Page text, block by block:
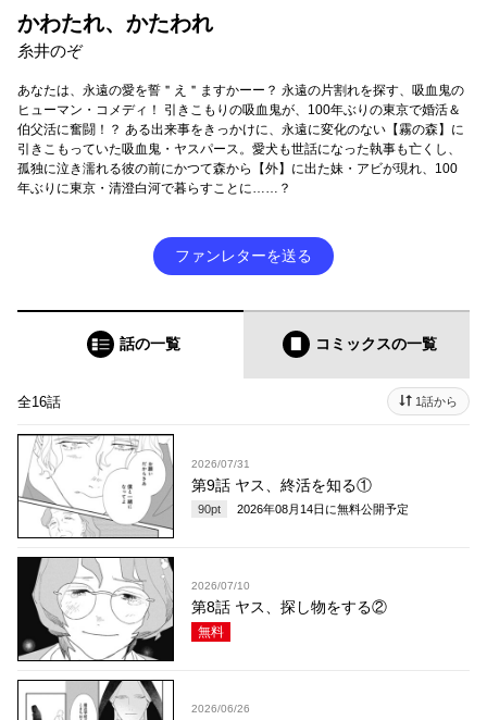
かわたれ、かたわれ
糸井のぞ
あなたは、永遠の愛を誓＂え＂ますかーー？ 永遠の片割れを探す、吸血鬼の
ヒューマン・コメディ！ 引きこもりの吸血鬼が、100年ぶりの東京で婚活＆
伯父活に奮闘！？ ある出来事をきっかけに、永遠に変化のない【霧の森】に
引きこもっていた吸血鬼・ヤスパース。愛犬も世話になった執事も亡くし、
孤独に泣き濡れる彼の前にかつて森から【外】に出た妹・アビが現れ、100
年ぶりに東京・清澄白河で暮らすことに……？
ファンレターを送る
話の一覧 コミックスの一覧
全16話 1話から
2026/07/31
第9話 ヤス、終活を知る①
90pt 2026年08月14日 に無料公開予定
2026/07/10
第8話 ヤス、探し物をする②
無料
2026/06/26